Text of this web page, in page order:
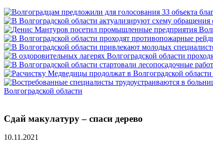
Волгоградской области
Сдай макулатуру – спаси дерево
10.11.2021